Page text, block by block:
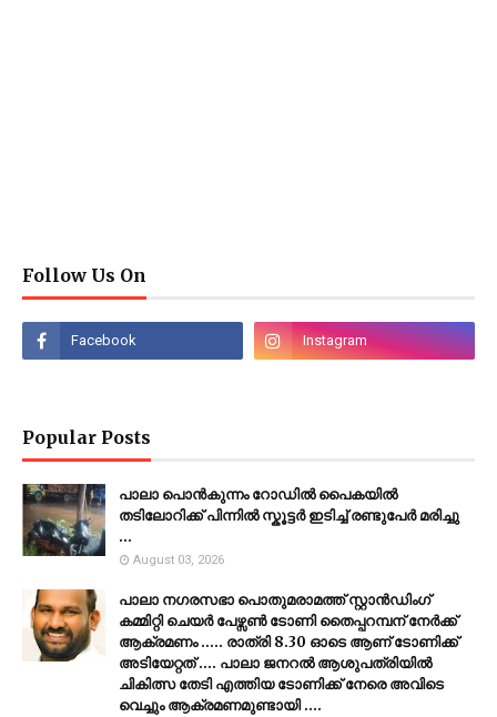
Follow Us On
Popular Posts
പാലാ പൊൻകുന്നം റോഡിൽ പൈകയിൽ
തടിലോറിക്ക് പിന്നിൽ സ്കൂട്ടർ ഇടിച്ച് രണ്ടുപേർ മരിച്ചു
...
August 03, 2026
പാലാ നഗരസഭാ പൊതുമരാമത്ത് സ്റ്റാൻഡിംഗ്
കമ്മിറ്റി ചെയർ പേഴ്സൺ ടോണി തൈപ്പറമ്പന് നേർക്ക്
ആക്രമണം ..... രാത്രി 8.30 ഓടെ ആണ് ടോണിക്ക്
അടിയേറ്റത് .... പാലാ ജനറൽ ആശുപത്രിയിൽ
ചികിത്സ തേടി എത്തിയ ടോണിക്ക് നേരെ അവിടെ
വെച്ചും ആക്രമണമുണ്ടായി ....